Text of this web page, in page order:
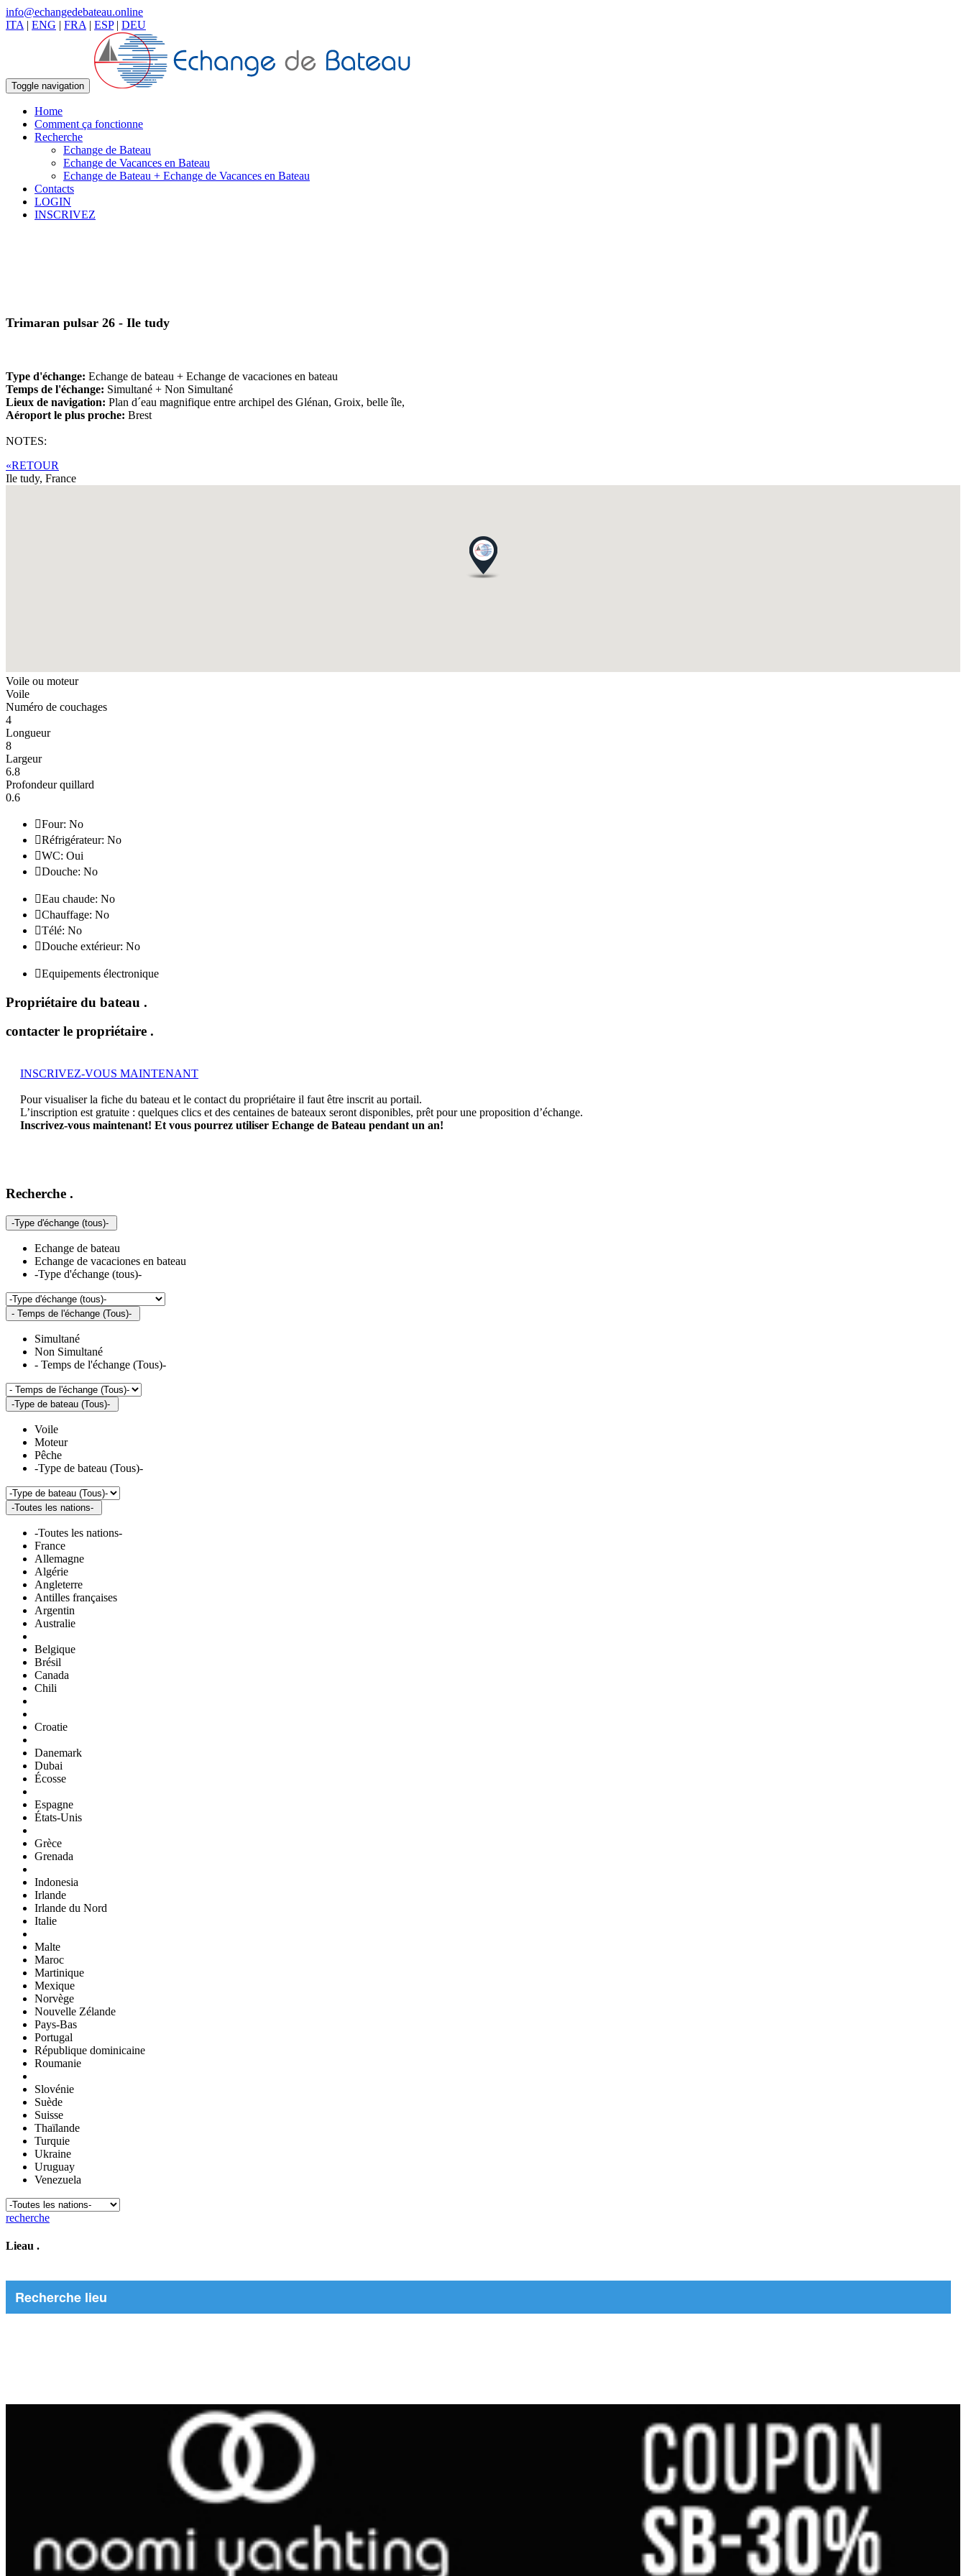
info@echangedebateau.online
ITA | ENG | FRA | ESP| DEU
Toggle navigation
Home
Comment ça fonctionne
Recherche
Echange de Bateau
Echange de Vacances en Bateau
Echange de Bateau + Echange de Vacances en Bateau
Contacts
LOGIN
INSCRIVEZ
Trimaran pulsar 26 - Ile tudy
Type d'échange: Echange de bateau + Echange de vacaciones en bateau
Temps de l'échange: Simultané + Non Simultané
Lieux de navigation: Plan d´eau magnifique entre archipel des Glénan, Groix, belle île,
Aéroport le plus proche: Brest
NOTES:
«RETOUR
Ile tudy, France
Voile ou moteur
Voile
Numéro de couchages
4
Longueur
8
Largeur
6.8
Profondeur quillard
0.6
Four: No
Réfrigérateur: No
WC: Oui
Douche: No
Eau chaude: No
Chauffage: No
Télé: No
Douche extérieur: No
Equipements électronique
Propriétaire du bateau .
contacter le propriétaire .
INSCRIVEZ-VOUS MAINTENANT
Pour visualiser la fiche du bateau et le contact du propriétaire il faut être inscrit au portail.
L’inscription est gratuite : quelques clics et des centaines de bateaux seront disponibles, prêt pour une proposition d’échange.
Inscrivez-vous maintenant! Et vous pourrez utiliser Echange de Bateau pendant un an!
Recherche .
-Type d'échange (tous)-
Echange de bateau
Echange de vacaciones en bateau
-Type d'échange (tous)-
- Temps de l'échange (Tous)-
Simultané
Non Simultané
- Temps de l'échange (Tous)-
-Type de bateau (Tous)-
Voile
Moteur
Pêche
-Type de bateau (Tous)-
-Toutes les nations-
-Toutes les nations-
France
Allemagne
Algérie
Angleterre
Antilles françaises
Argentin
Australie
Belgique
Brésil
Canada
Chili
Croatie
Danemark
Dubai
Écosse
Espagne
États-Unis
Grèce
Grenada
Indonesia
Irlande
Irlande du Nord
Italie
Malte
Maroc
Martinique
Mexique
Norvège
Nouvelle Zélande
Pays-Bas
Portugal
République dominicaine
Roumanie
Slovénie
Suède
Suisse
Thaïlande
Turquie
Ukraine
Uruguay
Venezuela
recherche
Lieau .